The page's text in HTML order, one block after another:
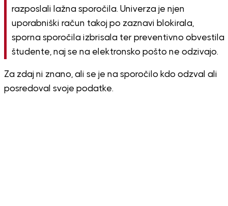
razposlali lažna sporočila. Univerza je njen
uporabniški račun takoj po zaznavi blokirala,
sporna sporočila izbrisala ter preventivno obvestila
študente, naj se na elektronsko pošto ne odzivajo.
Za zdaj ni znano, ali se je na sporočilo kdo odzval ali
posredoval svoje podatke.